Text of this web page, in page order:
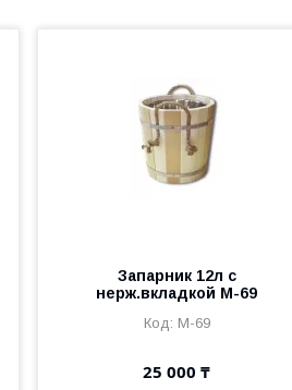
Запарник 12л с
нерж.вкладкой М-69
М-69
25 000 ₸